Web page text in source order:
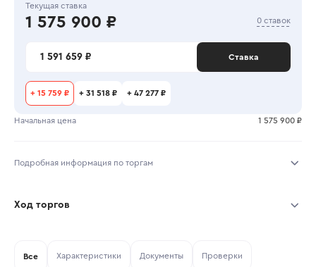
Текущая ставка
1 575 900 ₽ 0 ставок
1 591 659 ₽ Ставка
+ 15 759 ₽ + 31 518 ₽ + 47 277 ₽
Начальная цена 1 575 900 ₽
Подробная информация по торгам
Тип аукциона: Открытые торги
Ход торгов
Все Характеристики Документы Проверки